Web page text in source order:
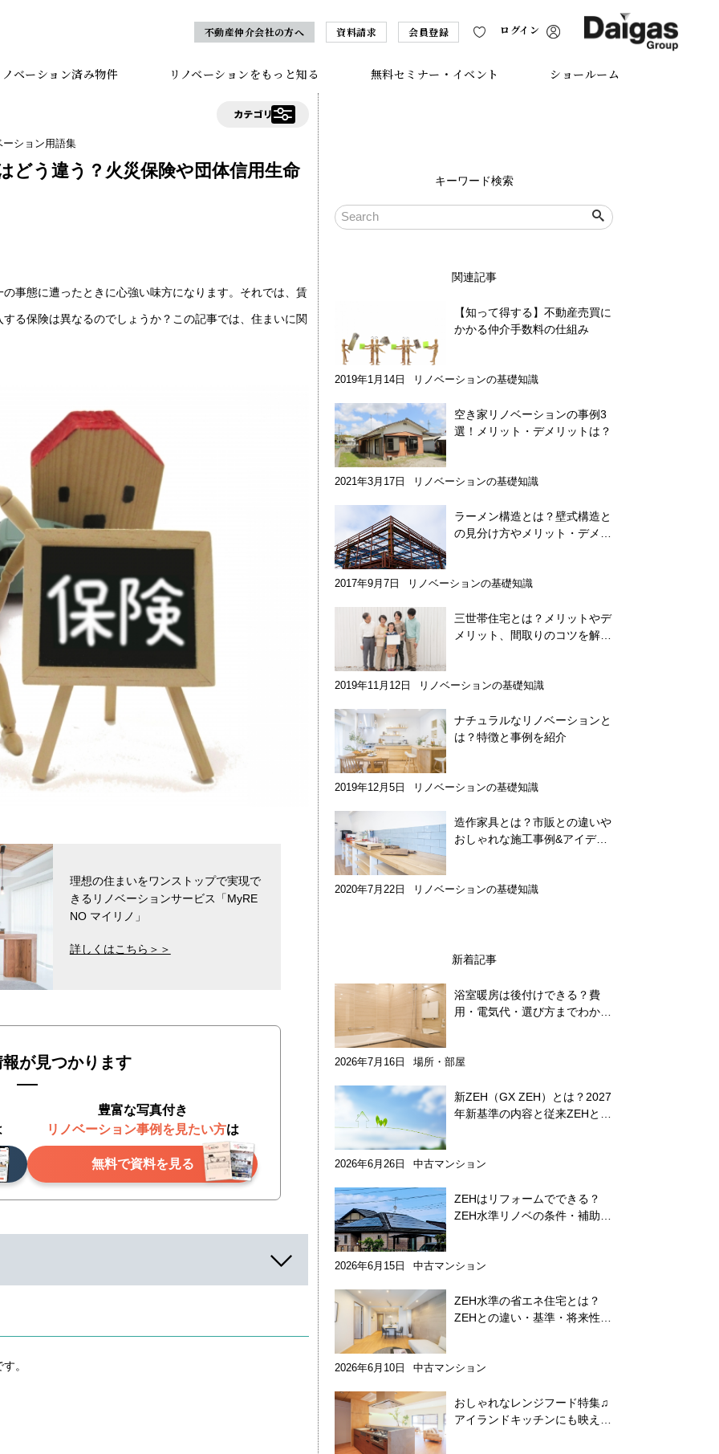
不動産仲介会社の方へ 資料請求 会員登録 ログイン
ノベーション済み物件 リノベーションをもっと知る 無料セミナー・イベント ショールーム
ーション用語集
どう違う？火災保険や団体信用生命
事態に遭ったときに心強い味方になります。それでは、賃
る保険は異なるのでしょうか？この記事では、住まいに関
理想の住まいをワンストップで実現で
きるリノベーションサービス「MyRE
NO マイリノ」
詳しくはこちら＞＞
が見つかります
豊富な写真付き
リノベーション事例を見たい方は
無料で資料を見る
。
キーワード検索
関連記事
【知って得する】不動産売買に
かかる仲介手数料の仕組み
2019年1月14日 リノベーションの基礎知識
空き家リノベーションの事例3
選！メリット・デメリットは？
2021年3月17日 リノベーションの基礎知識
ラーメン構造とは？壁式構造と
の見分け方やメリット・デメリ
2017年9月7日 リノベーションの基礎知識
三世帯住宅とは？メリットやデ
メリット、間取りのコツを解
2019年11月12日 リノベーションの基礎知識
ナチュラルなリノベーションと
は？特徴と事例を紹介
2019年12月5日 リノベーションの基礎知識
造作家具とは？市販との違いや
おしゃれな施工事例&アイデア
2020年7月22日 リノベーションの基礎知識
新着記事
浴室暖房は後付けできる？費
用・電気代・選び方までわかり
2026年7月16日 場所・部屋
新ZEH（GX ZEH）とは？2027
年新基準の内容と従来ZEHとの
2026年6月26日 中古マンション
ZEHはリフォームでできる？
ZEH水準リノベの条件・補助金
2026年6月15日 中古マンション
ZEH水準の省エネ住宅とは？
ZEHとの違い・基準・将来性を
2026年6月10日 中古マンション
おしゃれなレンジフード特集♫
アイランドキッチンにも映える